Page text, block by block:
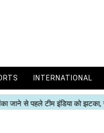
INTERNATIONAL